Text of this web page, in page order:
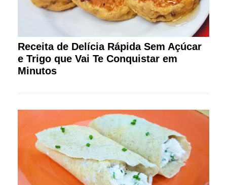
Receita de Delícia Rápida Sem Açúcar
e Trigo que Vai Te Conquistar em
Minutos